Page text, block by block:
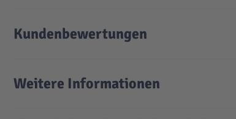
Kundenbewertungen
Weitere Informationen